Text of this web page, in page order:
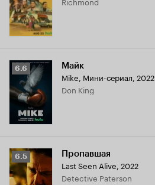
Рейтинг
Кинопоиска
6.6
6.6 Майк
Mike, Мини-сериал, 2022
Don King
Рейтинг
Кинопоиска
6.5
6.5 Пропавшая
Last Seen Alive, 2022
Detective Paterson